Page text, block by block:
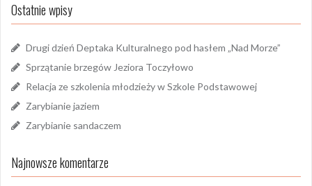
Ostatnie wpisy
Drugi dzień Deptaka Kulturalnego pod hasłem „Nad Morze”
Sprzątanie brzegów Jeziora Toczyłowo
Relacja ze szkolenia młodzieży w Szkole Podstawowej
Zarybianie jaziem
Zarybianie sandaczem
Najnowsze komentarze